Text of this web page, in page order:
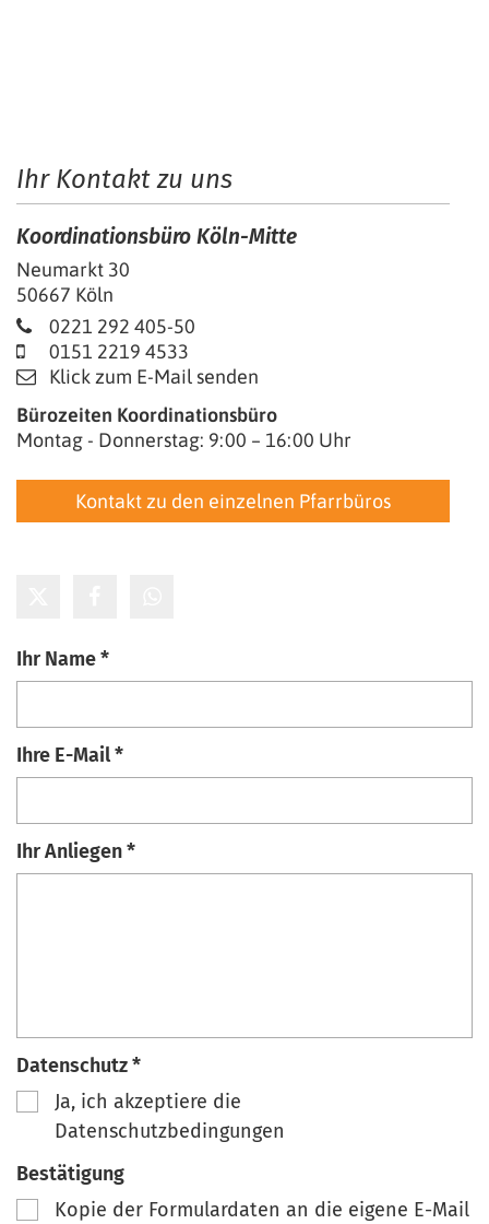
Ihr Name *
Ihre E-Mail *
Ihr Anliegen *
Datenschutz *
Ja, ich akzeptiere die
Datenschutzbedingungen
Bestätigung
Kopie der Formulardaten an die eigene E-Mail
Ihr Kontakt zu uns
Koordinationsbüro Köln-Mitte
Neumarkt 30
50667 Köln
0221 292 405-50
0151 2219 4533
Klick zum E-Mail senden
Bürozeiten Koordinationsbüro
Montag - Donnerstag: 9:00 – 16:00 Uhr
Kontakt zu den einzelnen Pfarrbüros